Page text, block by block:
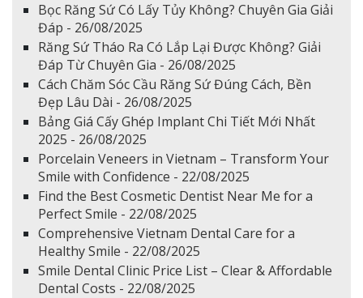
Bọc Răng Sứ Có Lấy Tủy Không? Chuyên Gia Giải
Đáp - 26/08/2025
Răng Sứ Tháo Ra Có Lắp Lại Được Không? Giải
Đáp Từ Chuyên Gia - 26/08/2025
Cách Chăm Sóc Cầu Răng Sứ Đúng Cách, Bền
Đẹp Lâu Dài - 26/08/2025
Bảng Giá Cấy Ghép Implant Chi Tiết Mới Nhất
2025 - 26/08/2025
Porcelain Veneers in Vietnam – Transform Your
Smile with Confidence - 22/08/2025
Find the Best Cosmetic Dentist Near Me for a
Perfect Smile - 22/08/2025
Comprehensive Vietnam Dental Care for a
Healthy Smile - 22/08/2025
Smile Dental Clinic Price List – Clear & Affordable
Dental Costs - 22/08/2025